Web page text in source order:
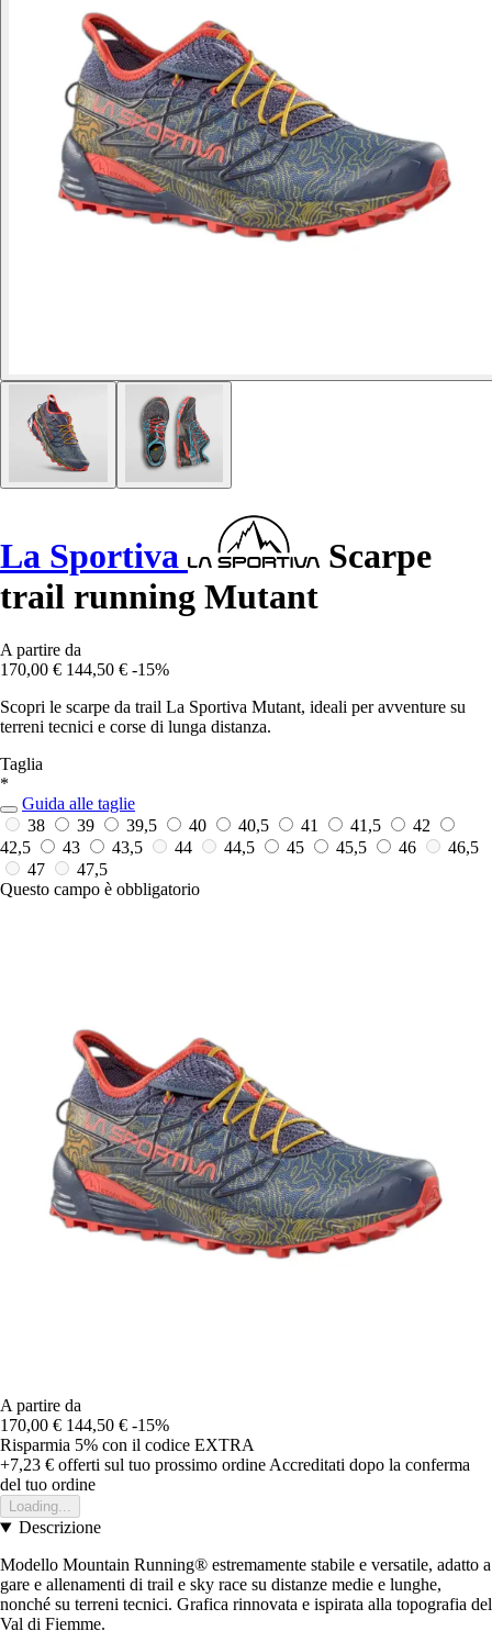
La Sportiva
Scarpe
trail running Mutant
A partire da
170,00 € 144,50 € -15%
Scopri le scarpe da trail La Sportiva Mutant, ideali per avventure su
terreni tecnici e corse di lunga distanza.
Taglia
*
Guida alle taglie
38
39 39,5 40 40,5 41 41,5
42
42,5
43 43,5 44 44,5 45 45,5 46
46,5
47
47,5
Questo campo è obbligatorio
A partire da
170,00 € 144,50 € -15%
Risparmia 5% con il codice EXTRA
+7,23 € offerti sul tuo prossimo ordine Accreditati dopo la conferma
del tuo ordine
Loading...
Descrizione
Modello Mountain Running® estremamente stabile e versatile, adatto a
gare e allenamenti di trail e sky race su distanze medie e lunghe,
nonché su terreni tecnici. Grafica rinnovata e ispirata alla topografia del
Val di Fiemme.